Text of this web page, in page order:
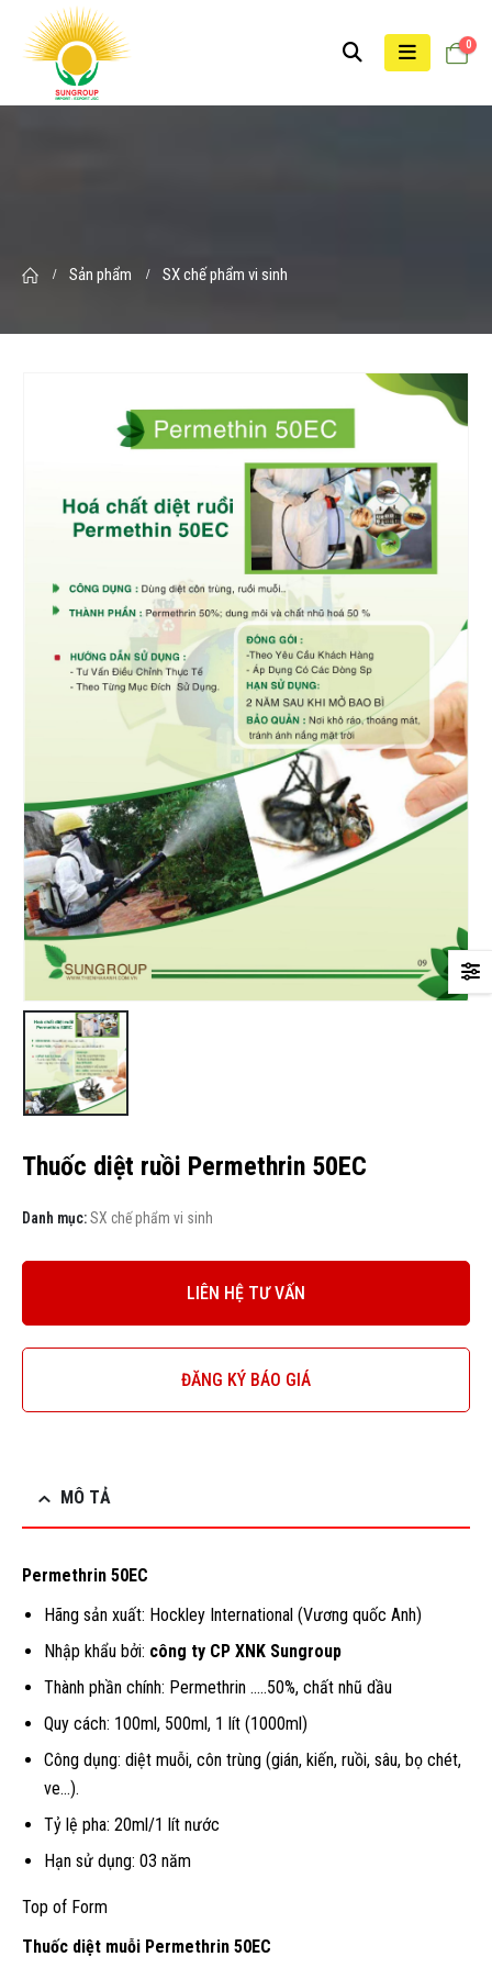
0
Sản phẩm SX chế phẩm vi sinh
Thuốc diệt ruồi Permethrin 50EC
Danh mục:SX chế phẩm vi sinh
LIÊN HỆ TƯ VẤN
ĐĂNG KÝ BÁO GIÁ
MÔ TẢ
Permethrin 50EC
Hãng sản xuất: Hockley International (Vương quốc Anh)
Nhập khẩu bởi: công ty CP XNK Sungroup
Thành phần chính: Permethrin …..50%, chất nhũ dầu
Quy cách: 100ml, 500ml, 1 lít (1000ml)
Công dụng: diệt muỗi, côn trùng (gián, kiến, ruồi, sâu, bọ chét,
ve…).
Tỷ lệ pha: 20ml/1 lít nước
Hạn sử dụng: 03 năm
Top of Form
Thuốc diệt muỗi Permethrin 50EC